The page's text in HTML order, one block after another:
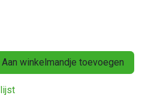
Aan winkelmandje toevoegen